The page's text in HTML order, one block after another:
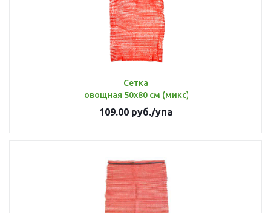
Сетка
овощная 50х80 см (микс) до 35 кг [уп 5 шт]
109.00 руб./упа